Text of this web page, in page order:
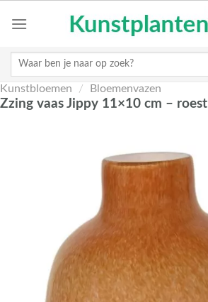
Zoeken
Kunstbloemen / Bloemenvazen
Zzing vaas Jippy 11×10 cm – roest